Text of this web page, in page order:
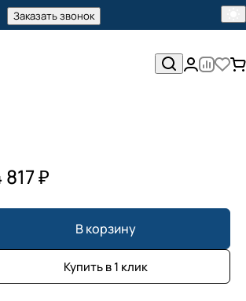
Заказать звонок
817 ₽
В корзину
Купить в 1 клик